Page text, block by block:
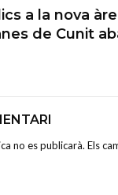
a la nova
de Cunit
no es publicarà. Els